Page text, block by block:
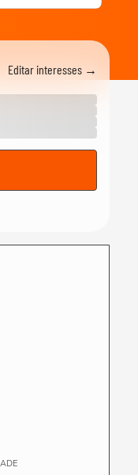
da semana
foram as
para todos os...
explica as
revela os
Editar interesses →